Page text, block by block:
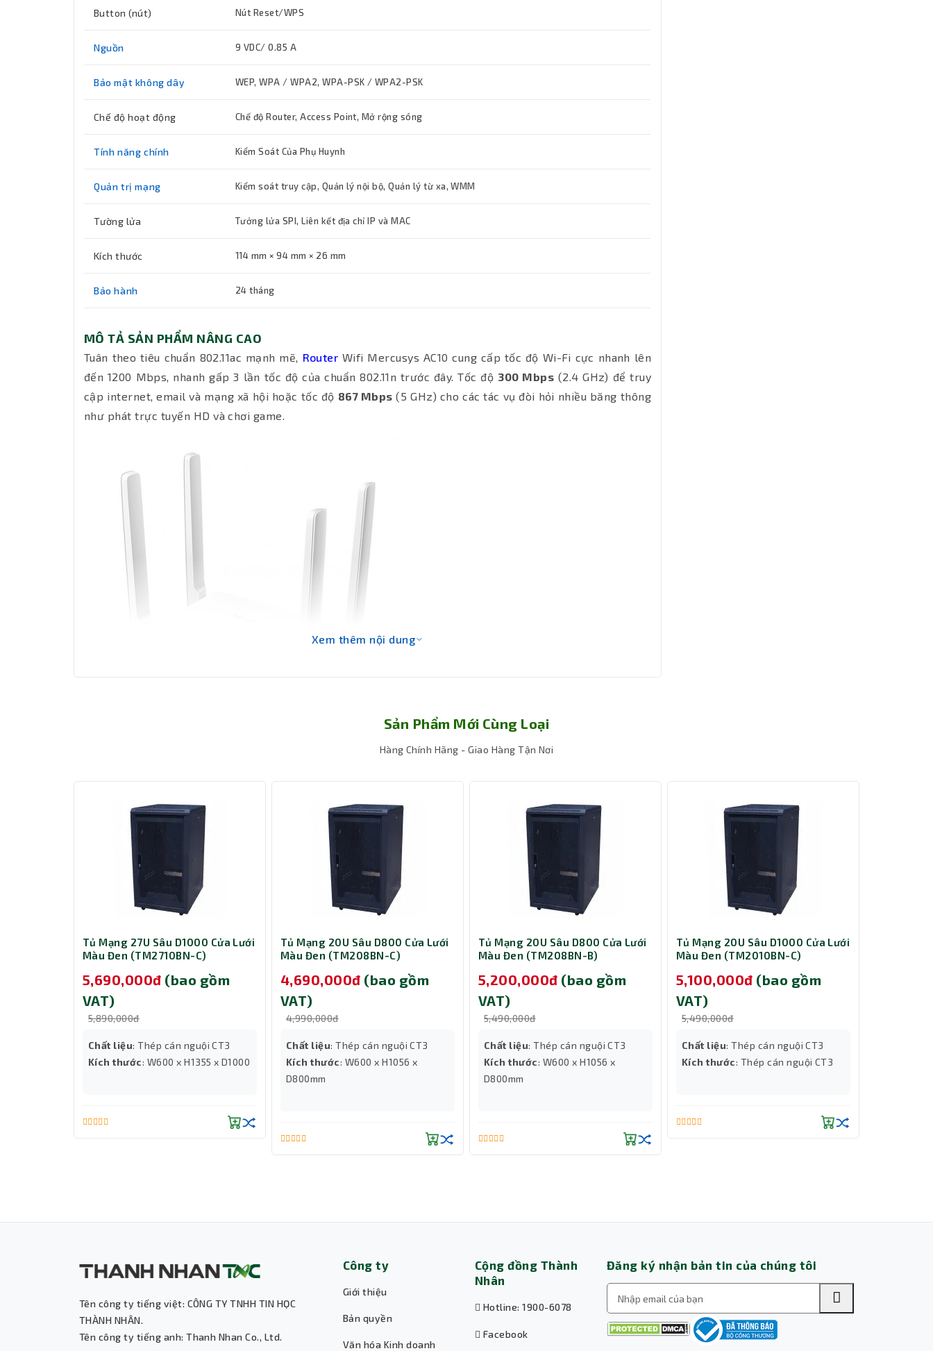
Button (nút) Nút Reset/WPS
Nguồn 9 VDC/ 0.85 A
Bảo mật không dây WEP, WPA / WPA2, WPA-PSK / WPA2-PSK
Chế độ hoạt động Chế độ Router, Access Point, Mở rộng sóng
Tính năng chính Kiểm Soát Của Phụ Huynh
Quản trị mạng Kiểm soát truy cập, Quản lý nội bộ, Quản lý từ xa, WMM
Tường lửa Tưởng lửa SPI, Liên kết địa chỉ IP và MAC
Kích thước 114 mm × 94 mm × 26 mm
Bảo hành 24 tháng
MÔ TẢ SẢN PHẨM NÂNG CAO
Tuân theo tiêu chuẩn 802.11ac mạnh mẽ, Router Wifi Mercusys AC10 cung cấp tốc độ Wi-Fi cực nhanh lên
đến 1200 Mbps, nhanh gấp 3 lần tốc độ của chuẩn 802.11n trước đây. Tốc độ 300 Mbps(2.4 GHz) để truy
cập internet, email và mạng xã hội hoặc tốc độ 867 Mbps (5 GHz) cho các tác vụ đòi hỏi nhiều băng thông
như phát trực tuyến HD và chơi game.
hiệu không dây về phía chúng, giúp kết nối của bạn ổn định hơn.
Xem thêm nội dung
Sản Phẩm Mới Cùng Loại
Hàng Chính Hãng - Giao Hàng Tận Nơi
Tủ Mạng 27U Sâu D1000 Cửa Lưới
Màu Đen (TM2710BN-C)
5,690,000đ (bao gồm
VAT)
5,890,000đ
Chất liệu: Thép cán nguội CT3
Kích thước: W600 x H1355 x D1000
Tủ Mạng 20U Sâu D800 Cửa Lưới
Màu Đen (TM208BN-C)
4,690,000đ (bao gồm
VAT)
4,990,000đ
Chất liệu: Thép cán nguội CT3
Kích thước: W600 x H1056 x
D800mm
Tủ Mạng 20U Sâu D800 Cửa Lưới
Màu Đen (TM208BN-B)
5,200,000đ (bao gồm
VAT)
5,490,000đ
Chất liệu: Thép cán nguội CT3
Kích thước: W600 x H1056 x
D800mm
Tủ Mạng 20U Sâu D1000 Cửa Lưới
Màu Đen (TM2010BN-C)
5,100,000đ (bao gồm
VAT)
5,490,000đ
Chất liệu: Thép cán nguội CT3
Kích thước: Thép cán nguội CT3
Tên công ty tiếng việt: CÔNG TY TNHH TIN HỌC
THÀNH NHÂN.
Tên công ty tiếng anh: Thanh Nhan Co., Ltd.
Công ty
Giới thiệu
Bản quyền
Văn hóa Kinh doanh
Cộng đồng Thành
Nhân
Hotline: 1900-6078
Facebook
Đăng ký nhận bản tin của chúng tôi